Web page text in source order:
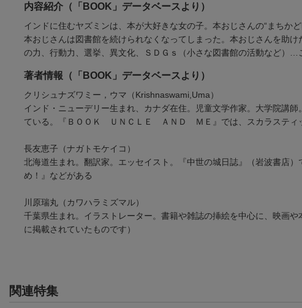
内容紹介（「BOOK」データベースより）
インドに住むヤズミンは、本が大好きな女の子。本おじさんの“まちか
本おじさんは図書館を続けられなくなってしまった。本おじさんを助
の力、行動力、選挙、異文化、ＳＤＧｓ（小さな図書館の活動など）…
著者情報（「BOOK」データベースより）
クリシュナズワミー，ウマ（Krishnaswami,Uma）
インド・ニューデリー生まれ、カナダ在住。児童文学作家。大学院講
ている。『ＢＯＯＫ ＵＮＣＬＥ ＡＮＤ ＭＥ』では、スカラスティ
長友恵子（ナガトモケイコ）
北海道生まれ。翻訳家。エッセイスト。『中世の城日誌』（岩波書店
め！』などがある
川原瑞丸（カワハラミズマル）
千葉県生まれ。イラストレーター。書籍や雑誌の挿絵を中心に、映画
に掲載されていたものです）
関連特集